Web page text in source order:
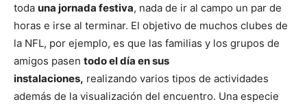
toda una jornada festiva, nada de ir al campo un par de
horas e irse al terminar. El objetivo de muchos clubes de
la NFL, por ejemplo, es que las familias y los grupos de
amigos pasen todo el día en sus
instalaciones, realizando varios tipos de actividades
además de la visualización del encuentro. Una especie